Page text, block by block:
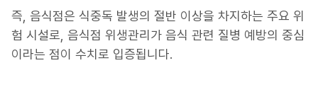
즉, 음식점은 식중독 발생의 절반 이상을 차지하는 주요 위
험 시설로, 음식점 위생관리가 음식 관련 질병 예방의 중심
이라는 점이 수치로 입증됩니다.